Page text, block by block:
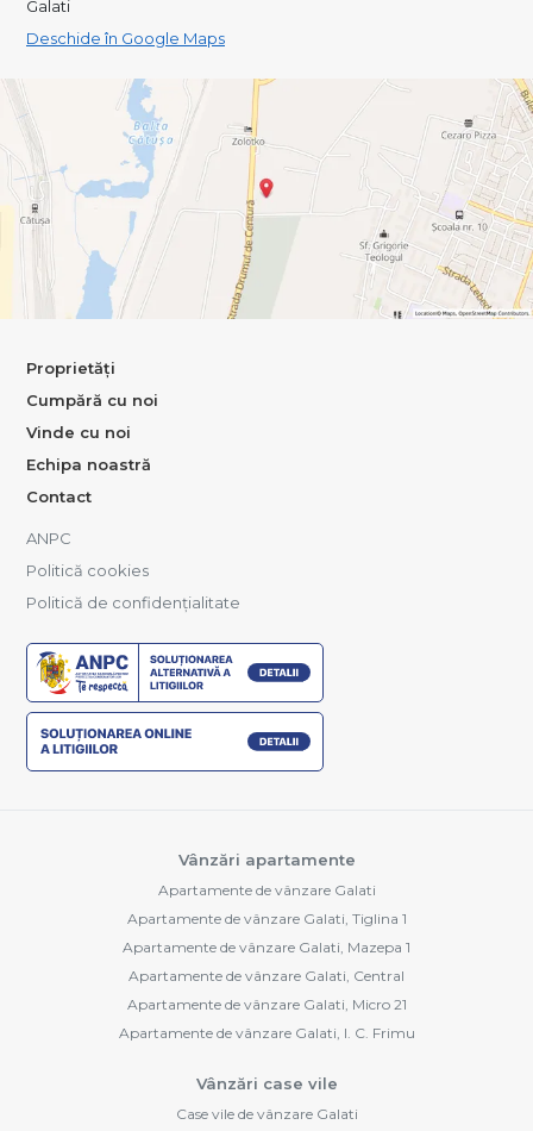
Galati
Deschide în Google Maps
Proprietăți
Cumpără cu noi
Vinde cu noi
Echipa noastră
Contact
ANPC
Politică cookies
Politică de confidențialitate
Vânzări apartamente
Apartamente de vânzare Galati
Apartamente de vânzare Galati, Tiglina 1
Apartamente de vânzare Galati, Mazepa 1
Apartamente de vânzare Galati, Central
Apartamente de vânzare Galati, Micro 21
Apartamente de vânzare Galati, I. C. Frimu
Vânzări case vile
Case vile de vânzare Galati